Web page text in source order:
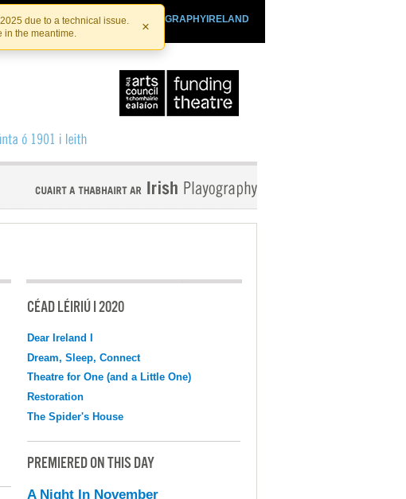
due to a technical issue.
in the meantime.
×
PLAYOGRAPHYIRELAND
IRISHTHEATRE.IE
CÉAD LÉIRIÚ I 2020
Dear Ireland I
Dream, Sleep, Connect
Theatre for One (and a Little One)
Restoration
The Spider's House
PREMIERED ON THIS DAY
A Night In November